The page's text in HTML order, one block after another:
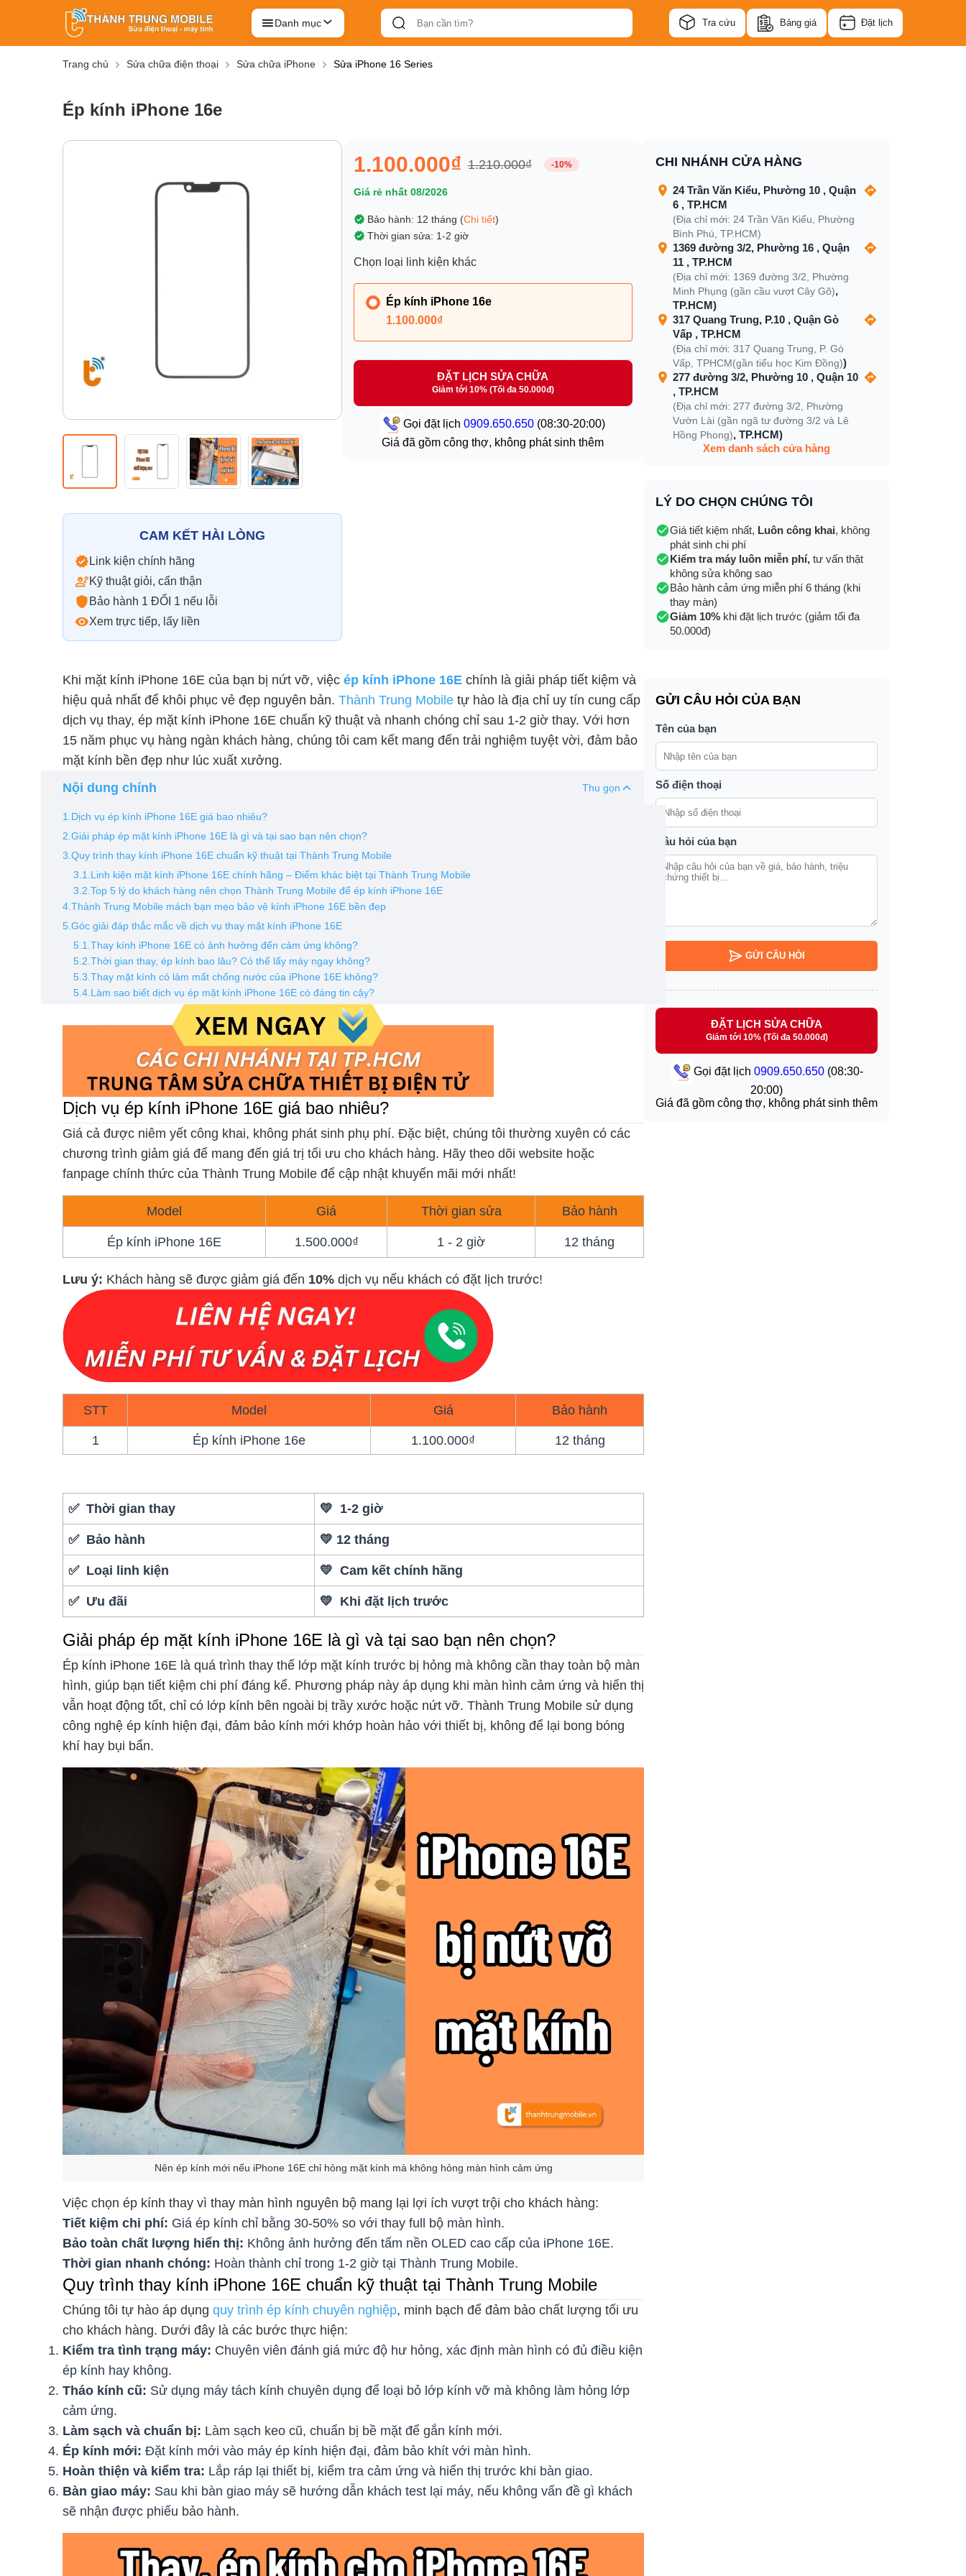
Danh mục Tra cứu Bảng giá Đặt lịch
Trang chủ Sửa chữa điện thoại Sửa chữa iPhone Sửa iPhone 16 Series
Ép kính iPhone 16e
CAM KẾT HÀI LÒNG
Link kiện chính hãng
Kỹ thuật giỏi, cẩn thận
Bảo hành 1 ĐỔI 1 nếu lỗi
Xem trực tiếp, lấy liền
1.100.000₫ 1.210.000₫ -10%
Giá rẻ nhất 08/2026
Bảo hành: 12 tháng (Chi tiết)
Thời gian sửa: 1-2 giờ
Chọn loại linh kiện khác
Ép kính iPhone 16e
1.100.000₫
ĐẶT LỊCH SỬA CHỮA
Giảm tới 10% (Tối đa 50.000đ)
Gọi đặt lịch0909.650.650 (08:30-20:00)
Giá đã gồm công thợ, không phát sinh thêm
Khi mặt kính iPhone 16E của bạn bị nứt vỡ, việc ép kính iPhone 16E chính là giải pháp tiết kiệm và
hiệu quả nhất để khôi phục vẻ đẹp nguyên bản. Thành Trung Mobile tự hào là địa chỉ uy tín cung cấp
dịch vụ thay, ép mặt kính iPhone 16E chuẩn kỹ thuật và nhanh chóng chỉ sau 1-2 giờ thay. Với hơn
15 năm phục vụ hàng ngàn khách hàng, chúng tôi cam kết mang đến trải nghiệm tuyệt vời, đảm bảo
mặt kính bền đẹp như lúc xuất xưởng.
Nội dung chính
Thu gọn
1.Dịch vụ ép kính iPhone 16E giá bao nhiêu?
2.Giải pháp ép mặt kính iPhone 16E là gì và tại sao bạn nên chọn?
3.Quy trình thay kính iPhone 16E chuẩn kỹ thuật tại Thành Trung Mobile
3.1.Linh kiện mặt kính iPhone 16E chính hãng – Điểm khác biệt tại Thành Trung Mobile
3.2.Top 5 lý do khách hàng nên chọn Thành Trung Mobile để ép kính iPhone 16E
4.Thành Trung Mobile mách bạn mẹo bảo vệ kính iPhone 16E bền đẹp
5.Góc giải đáp thắc mắc về dịch vụ thay mặt kính iPhone 16E
5.1.Thay kính iPhone 16E có ảnh hưởng đến cảm ứng không?
5.2.Thời gian thay, ép kính bao lâu? Có thể lấy máy ngay không?
5.3.Thay mặt kính có làm mất chống nước của iPhone 16E không?
5.4.Làm sao biết dịch vụ ép mặt kính iPhone 16E có đáng tin cậy?
Dịch vụ ép kính iPhone 16E giá bao nhiêu?
Giá cả được niêm yết công khai, không phát sinh phụ phí. Đặc biệt, chúng tôi thường xuyên có các
chương trình giảm giá để mang đến giá trị tối ưu cho khách hàng. Hãy theo dõi website hoặc
fanpage chính thức của Thành Trung Mobile để cập nhật khuyến mãi mới nhất!
Model Giá Thời gian sửa Bảo hành
Ép kính iPhone 16E 1.500.000₫ 1 - 2 giờ 12 tháng
Lưu ý: Khách hàng sẽ được giảm giá đến 10% dịch vụ nếu khách có đặt lịch trước!
STT Model Giá Bảo hành
1 Ép kính iPhone 16e 1.100.000₫ 12 tháng
✅ Thời gian thay 💛 1-2 giờ
✅ Bảo hành 💛 12 tháng
✅ Loại linh kiện 💛 Cam kết chính hãng
✅ Ưu đãi 💛 Khi đặt lịch trước
Giải pháp ép mặt kính iPhone 16E là gì và tại sao bạn nên chọn?
Ép kính iPhone 16E là quá trình thay thế lớp mặt kính trước bị hỏng mà không cần thay toàn bộ màn
hình, giúp bạn tiết kiệm chi phí đáng kể. Phương pháp này áp dụng khi màn hình cảm ứng và hiển thị
vẫn hoạt động tốt, chỉ có lớp kính bên ngoài bị trầy xước hoặc nứt vỡ. Thành Trung Mobile sử dụng
công nghệ ép kính hiện đại, đảm bảo kính mới khớp hoàn hảo với thiết bị, không để lại bong bóng
khí hay bụi bẩn.
Nên ép kính mới nếu iPhone 16E chỉ hỏng mặt kính mà không hỏng màn hình cảm ứng
Việc chọn ép kính thay vì thay màn hình nguyên bộ mang lại lợi ích vượt trội cho khách hàng:
Tiết kiệm chi phí: Giá ép kính chỉ bằng 30-50% so với thay full bộ màn hình.
Bảo toàn chất lượng hiển thị: Không ảnh hưởng đến tấm nền OLED cao cấp của iPhone 16E.
Thời gian nhanh chóng: Hoàn thành chỉ trong 1-2 giờ tại Thành Trung Mobile.
Quy trình thay kính iPhone 16E chuẩn kỹ thuật tại Thành Trung Mobile
Chúng tôi tự hào áp dụng quy trình ép kính chuyên nghiệp, minh bạch để đảm bảo chất lượng tối ưu
cho khách hàng. Dưới đây là các bước thực hiện:
Kiểm tra tình trạng máy: Chuyên viên đánh giá mức độ hư hỏng, xác định màn hình có đủ điều kiện
ép kính hay không.
Tháo kính cũ: Sử dụng máy tách kính chuyên dụng để loại bỏ lớp kính vỡ mà không làm hỏng lớp
cảm ứng.
Làm sạch và chuẩn bị: Làm sạch keo cũ, chuẩn bị bề mặt để gắn kính mới.
Ép kính mới: Đặt kính mới vào máy ép kính hiện đại, đảm bảo khít với màn hình.
Hoàn thiện và kiểm tra: Lắp ráp lại thiết bị, kiểm tra cảm ứng và hiển thị trước khi bàn giao.
Bàn giao máy: Sau khi bàn giao máy sẽ hướng dẫn khách test lại máy, nếu không vấn đề gì khách
sẽ nhận được phiếu bảo hành.
CHI NHÁNH CỬA HÀNG
24 Trần Văn Kiểu, Phường 10 , Quận
6 , TP.HCM
(Địa chỉ mới: 24 Trần Văn Kiểu, Phường
Bình Phú, TP.HCM)
1369 đường 3/2, Phường 16 , Quận
11 , TP.HCM
(Địa chỉ mới: 1369 đường 3/2, Phường
Minh Phụng (gần cầu vượt Cây Gõ),
TP.HCM)
317 Quang Trung, P.10 , Quận Gò
Vấp , TP.HCM
(Địa chỉ mới: 317 Quang Trung, P. Gò
Vấp, TPHCM(gần tiểu học Kim Đồng))
277 đường 3/2, Phường 10 , Quận 10
, TP.HCM
(Địa chỉ mới: 277 đường 3/2, Phường
Vườn Lài (gần ngã tư đường 3/2 và Lê
Hồng Phong), TP.HCM)
Xem danh sách cửa hàng
LÝ DO CHỌN CHÚNG TÔI
Giá tiết kiệm nhất, Luôn công khai, không
phát sinh chi phí
Kiểm tra máy luôn miễn phí, tư vấn thật
không sửa không sao
Bảo hành cảm ứng miễn phí 6 tháng (khi
thay màn)
Giảm 10% khi đặt lịch trước (giảm tối đa
50.000đ)
GỬI CÂU HỎI CỦA BẠN
Tên của bạn
Số điện thoại
Câu hỏi của bạn
GỬI CÂU HỎI
ĐẶT LỊCH SỬA CHỮA
Giảm tới 10% (Tối đa 50.000đ)
Gọi đặt lịch 0909.650.650(08:30-
20:00)
Giá đã gồm công thợ, không phát sinh thêm